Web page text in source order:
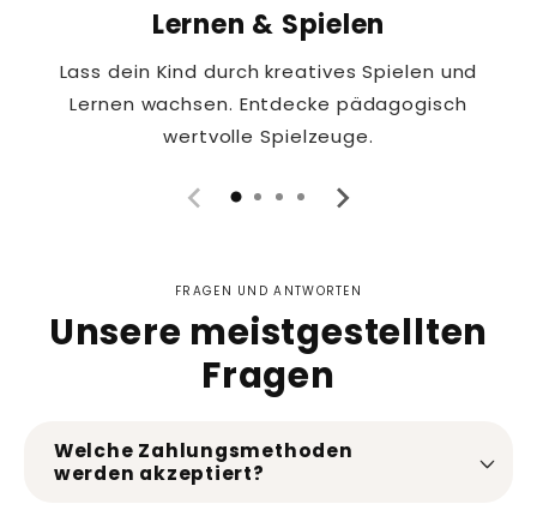
Lernen & Spielen
Lass dein Kind durch kreatives Spielen und
Lernen wachsen. Entdecke pädagogisch
wertvolle Spielzeuge.
FRAGEN UND ANTWORTEN
Unsere meistgestellten
Fragen
Welche Zahlungsmethoden
werden akzeptiert?